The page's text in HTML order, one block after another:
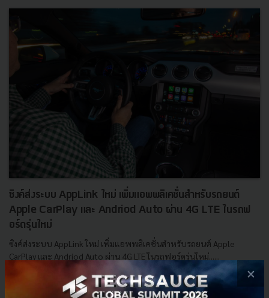
ซิงค์ส่งระบบ AppLink ใหม่ เพิ่มแอพพลิเคชั่นสำหรับรถยนต์
Apple CarPlay และ Andriod Auto ผ่าน 4G LTE ในรถฟ
อร์ดรุ่นใหม่
ซิงค์ส่งระบบ AppLink ใหม่ เพิ่มแอพพลิเคชั่นสำหรับรถยนต์ Apple
CarPlay และ Andriod Auto ผ่าน 4G LTE ในรถฟอร์ดรุ่นใหม่......
| ByTechsauce Team
×